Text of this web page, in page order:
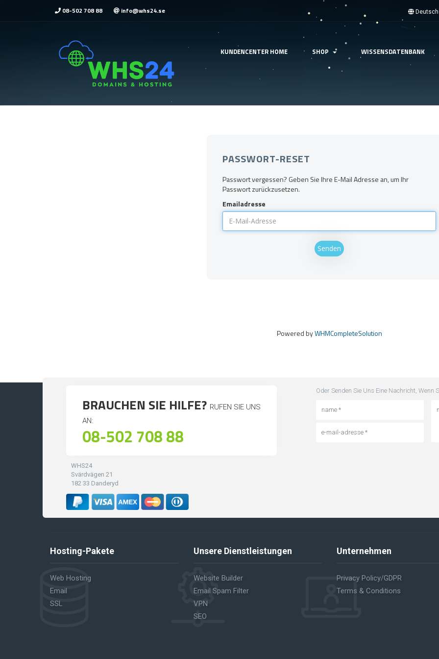
Deutsch
08-502 708 88 info@whs24.se
KUNDENCENTER HOME SHOP WISSENSDATENBANK
PASSWORT-RESET
Passwort vergessen? Geben Sie Ihre E-Mail Adresse an, um Ihr
Passwort zurückzusetzen.
Emailadresse
Senden
Powered byWHMCompleteSolution
BRAUCHEN SIE HILFE? RUFEN SIE UNS
AN:
08-502 708 88
WHS24
Svärdvägen 21
182 33 Danderyd
Oder Senden Sie Uns Eine Nachricht, Wenn
Hosting-Pakete
Web Hosting
Email
SSL
Unsere Dienstleistungen
Website Builder
Email Spam Filter
VPN
SEO
Unternehmen
Privacy Policy/GDPR
Terms & Conditions